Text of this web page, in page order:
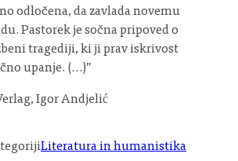
odločena, da zavlada novemu
Pastorek je sočna pripoved o
tragediji, ki ji prav iskrivost
upanje. (…)”
Igor Andjelić
Literatura in humanistika